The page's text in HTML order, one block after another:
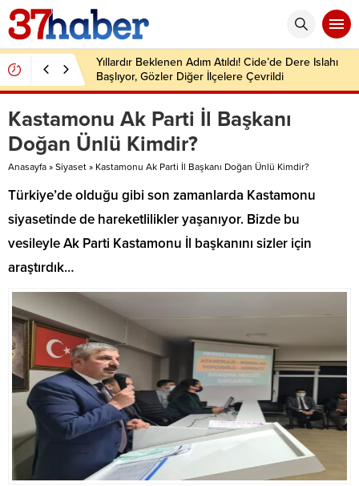
Yıllardır Beklenen Adım Atıldı! Cide’de Dere Islahı
Başlıyor, Gözler Diğer İlçelere Çevrildi
Kastamonu Ak Parti İl Başkanı
Doğan Ünlü Kimdir?
Anasayfa » Siyaset » Kastamonu Ak Parti İl Başkanı Doğan Ünlü Kimdir?
Türkiye’de olduğu gibi son zamanlarda Kastamonu
siyasetinde de hareketlilikler yaşanıyor. Bizde bu
vesileyle Ak Parti Kastamonu İl başkanını sizler için
araştırdık…